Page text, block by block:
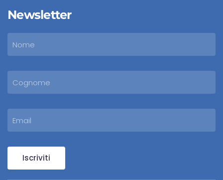
Newsletter
Iscriviti